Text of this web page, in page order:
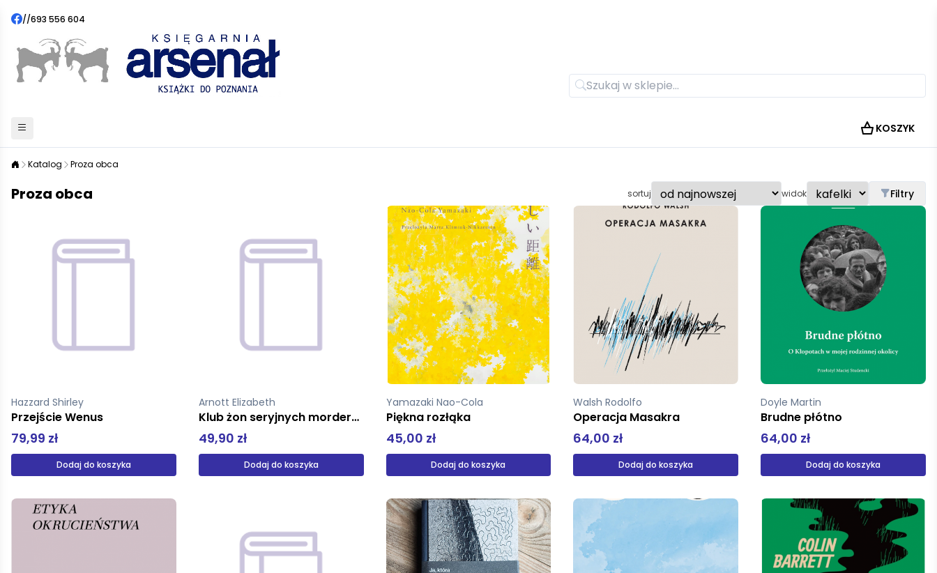
//693 556 604
KOSZYK
Katalog Proza obca
Proza obca sortuj widok Filtry
Hazzard Shirley
Przejście Wenus
79,99 zł
Dodaj do koszyka
Arnott Elizabeth
Klub żon seryjnych morderców
49,90 zł
Dodaj do koszyka
Yamazaki Nao-Cola
Piękna rozłąka
45,00 zł
Dodaj do koszyka
Walsh Rodolfo
Operacja Masakra
64,00 zł
Dodaj do koszyka
Doyle Martin
Brudne płótno
64,00 zł
Dodaj do koszyka